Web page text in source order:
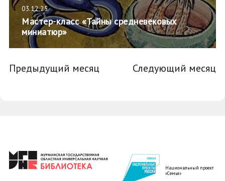
03.12.25
Мастер-класс «Тайны средневековых
миниатюр»
Предыдущий месяц Следующий месяц
Национальный проект
«Семья»